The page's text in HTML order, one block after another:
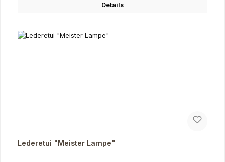
Details
Lederetui "Meister Lampe"